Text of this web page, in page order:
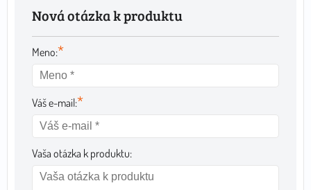
Nová otázka k produktu
Meno:*
Váš e-mail:*
Vaša otázka k produktu: